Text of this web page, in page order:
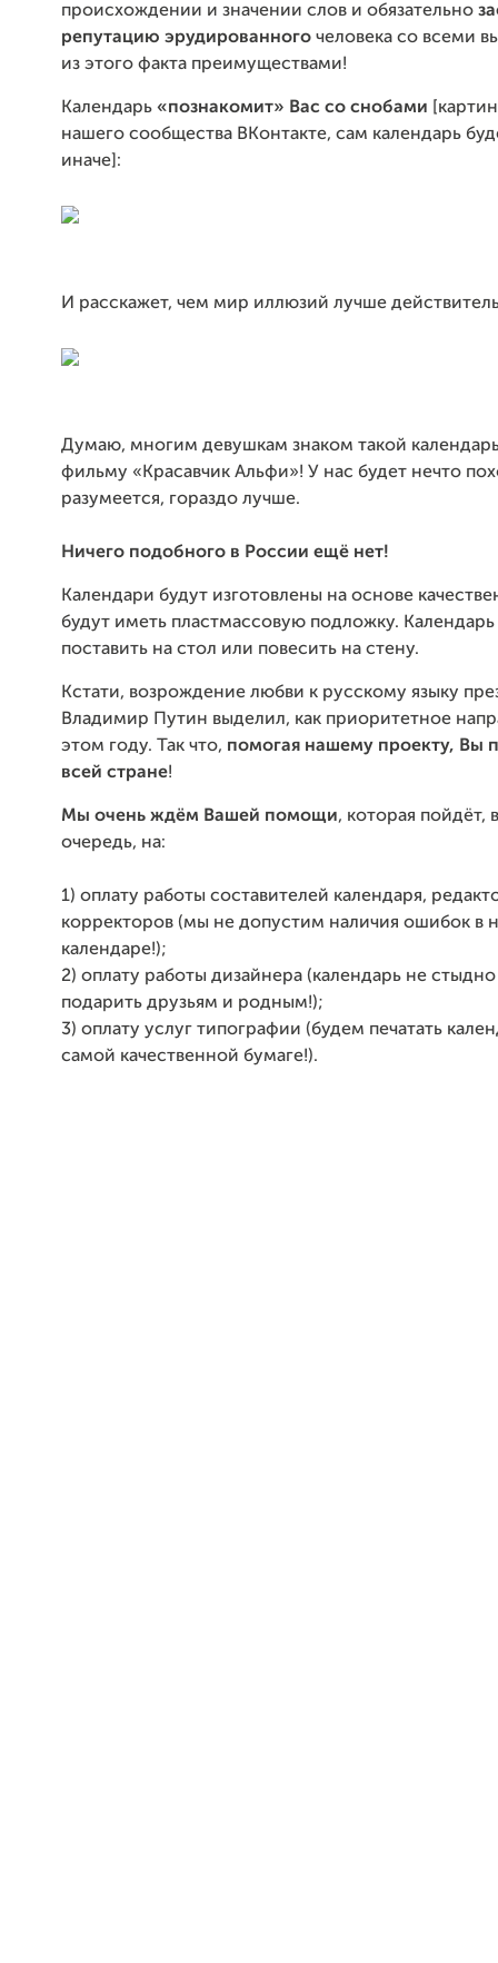
происхождении и значении слов и обязательно
репутацию эрудированного человека со всеми
из этого факта преимуществами!
Календарь «познакомит» Вас со снобами
нашего сообщества ВКонтакте, сам календарь
иначе]:
И расскажет, чем мир иллюзий лучше
Думаю, многим девушкам знаком такой
фильму « Красавчик Альфи»! У нас будет нечто
разумеется, гораздо лучше.
Ничего подобного в России ещё нет!
Календари будут изготовлены на основе
будут иметь пластмассовую подложку.
поставить на стол или повесить на стену.
Кстати, возрождение любви к русскому языку
Владимир Путин выделил, как приоритетное
этом году. Так что, помогая нашему проекту, Вы
всей стране!
Мы очень ждём Вашей помощи, которая пойдёт,
очередь, на:
1) оплату работы составителей календаря,
корректоров (мы не допустим наличия ошибок в
календаре!);
2) оплату работы дизайнера (календарь не стыдно
подарить друзьям и родным!);
3) оплату услуг типографии (будем печатать
самой качественной бумаге!).